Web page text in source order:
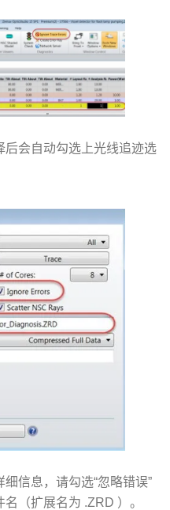
会自动勾选上光线追迹选
信息，请勾选“忽略错误”
（扩展名为 .ZRD ）。